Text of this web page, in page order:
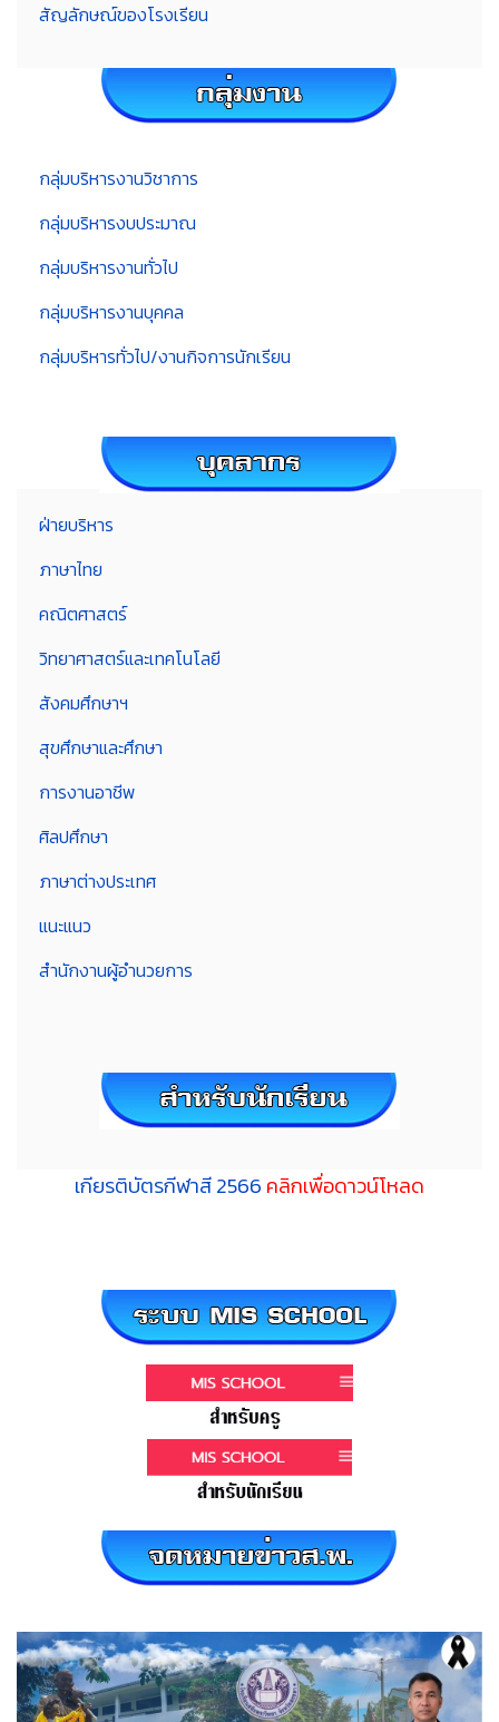
สัญลักษณ์ของโรงเรียน
กลุ่มบริหารงานวิชาการ
กลุ่มบริหารงบประมาณ
กลุ่มบริหารงานทั่วไป
กลุ่มบริหารงานบุคคล
กลุ่มบริหารทั่วไป/งานกิจการนักเรียน
ฝ่ายบริหาร
ภาษาไทย
คณิตศาสตร์
วิทยาศาสตร์และเทคโนโลยี
สังคมศึกษาฯ
สุขศึกษาและศึกษา
การงานอาชีพ
ศิลปศึกษา
ภาษาต่างประเทศ
แนะแนว
สำนักงานผู้อำนวยการ
เกียรติบัตรกีฬาสี 2566 คลิกเพื่อดาวน์โหลด